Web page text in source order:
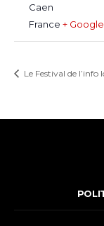
Caen
France +
Le Festival de l’info